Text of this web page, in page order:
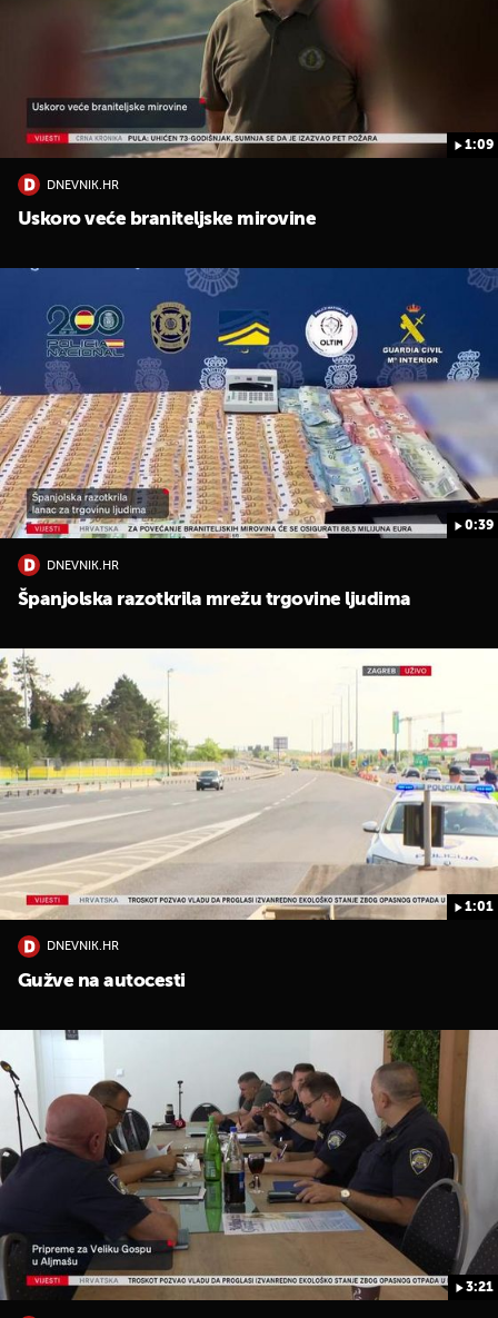
1:09
DNEVNIK.HR
Uskoro veće braniteljske mirovine
0:39
DNEVNIK.HR
Španjolska razotkrila mrežu trgovine ljudima
1:01
DNEVNIK.HR
Gužve na autocesti
3:21
UKLJUČITE NOTIFIKACIJE